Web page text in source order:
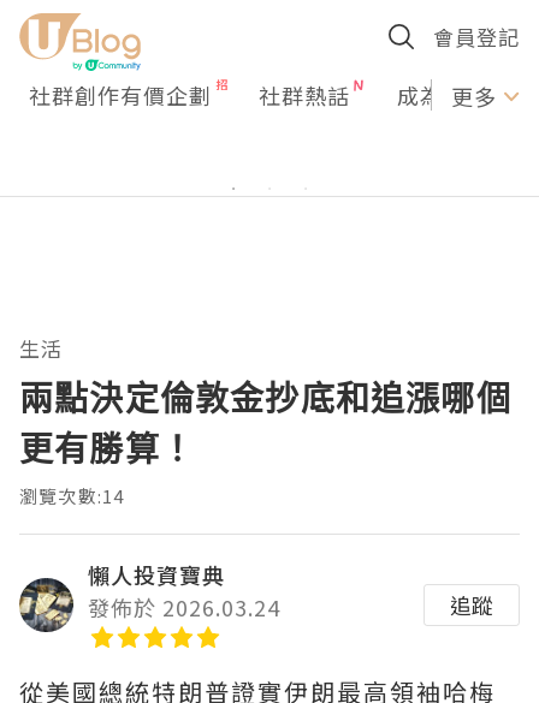
會員登記
社群創作有價企劃 社群熱話 成為U更多
生活
兩點決定倫敦金抄底和追漲哪個
更有勝算！
瀏覽次數:14
懶人投資寶典
發佈於 2026.03.24
追蹤
從美國總統特朗普證實伊朗最高領袖哈梅